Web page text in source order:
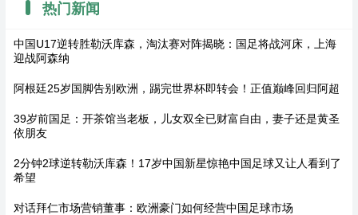
热门新闻
中国U17逆转胜勒沃库森，淘汰赛对阵揭晓：国足将战河床，上海
迎战阿森纳
阿根廷25岁国脚告别欧洲，踢完世界杯即转会！正值巅峰回归阿超
39岁前国足：开茶馆当老板，儿女双全已财富自由，妻子还是黄圣
依朋友
2分钟2球逆转勒沃库森！17岁中国新星惊艳中国足球又让人看到了
希望
对话拜仁市场营销董事：欧洲豪门如何经营中国足球市场